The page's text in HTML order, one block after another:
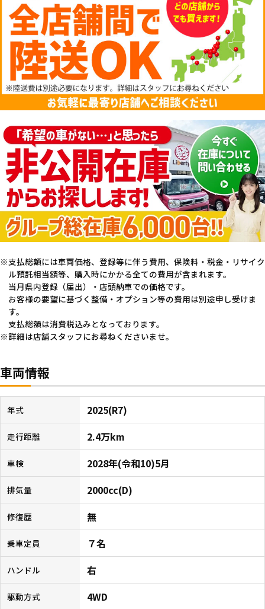
支払総額には車両価格、登録等に伴う費用、保険料・税金・リサイク
ル預託相当額等、購入時にかかる全ての費用が含まれます。
当月県内登録（届出）・店頭納車での価格です。
お客様の要望に基づく整備・オプション等の費用は別途申し受けま
す。
支払総額は消費税込みとなっております。
詳細は店舗スタッフにお尋ねくださいませ。
車両情報
年式 2025(R7)
走行距離 2.4万km
車検 2028年(令和10)5月
排気量 2000cc(D)
修復歴 無
乗車定員 ７名
ハンドル 右
駆動方式 4WD